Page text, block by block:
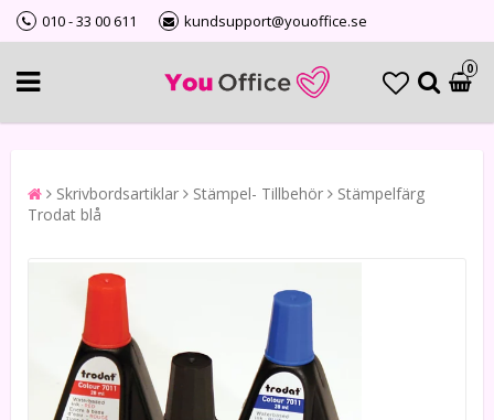
010 - 33 00 611 kundsupport@youoffice.se
0
Skrivbordsartiklar Stämpel- Tillbehör
Stämpelfärg
Trodat blå